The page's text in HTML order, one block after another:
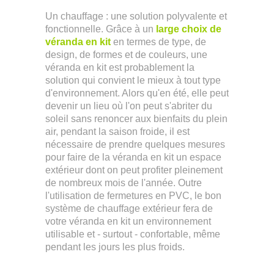
Un chauffage : une solution polyvalente et
fonctionnelle. Grâce à un large choix de
véranda en kit en termes de type, de
design, de formes et de couleurs, une
véranda en kit est probablement la
solution qui convient le mieux à tout type
d'environnement. Alors qu'en été, elle peut
devenir un lieu où l'on peut s'abriter du
soleil sans renoncer aux bienfaits du plein
air, pendant la saison froide, il est
nécessaire de prendre quelques mesures
pour faire de la véranda en kit un espace
extérieur dont on peut profiter pleinement
de nombreux mois de l'année. Outre
l'utilisation de fermetures en PVC, le bon
système de chauffage extérieur fera de
votre véranda en kit un environnement
utilisable et - surtout - confortable, même
pendant les jours les plus froids.